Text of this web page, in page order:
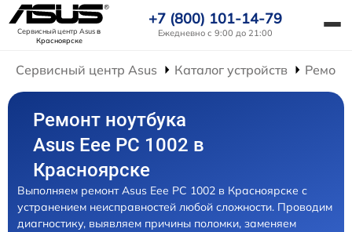
Сервисный центр Asusв
Красноярске
+7 (800) 101-14-79
Ежедневно с 9:00 до 21:00
Сервисный центр Asus Каталог устройств
Ремонт ноутбука
Asus Eee PC 1002 в
Красноярске
Выполняем ремонт Asus Eee PC 1002 в Красноярске с
устранением неисправностей любой сложности. Проводим
диагностику, выявляем причины поломки, заменяем